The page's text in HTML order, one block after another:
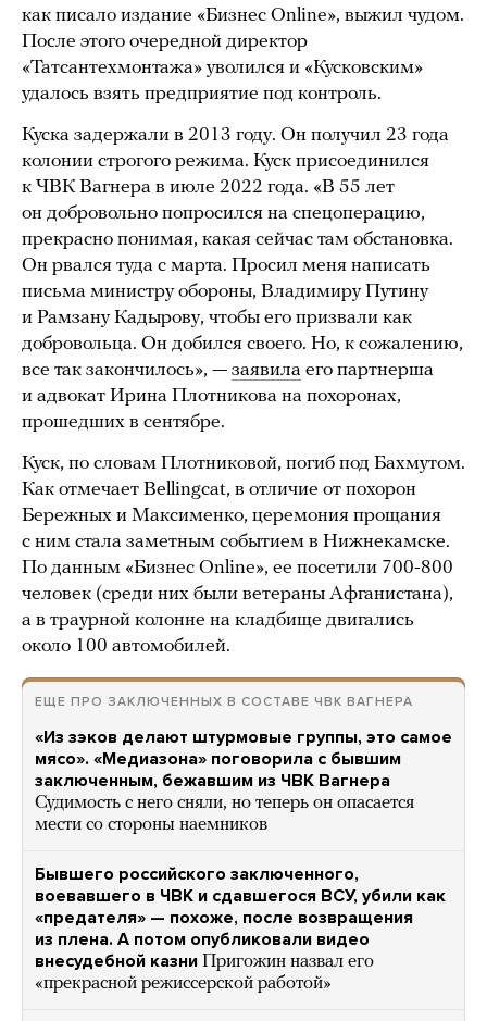
как писало издание «Бизнес Online», выжил чудом.
После этого очередной директор
«Татсантехмонтажа» уволился и «Кусковским»
удалось взять предприятие под контроль.
Куска задержали в 2013 году. Он получил 23 года
колонии строгого режима. Куск присоединился
к ЧВК Вагнера в июле 2022 года. «В 55 лет
он добровольно попросился на спецоперацию,
прекрасно понимая, какая сейчас там обстановка.
Он рвался туда с марта. Просил меня написать
письма министру обороны, Владимиру Путину
и Рамзану Кадырову, чтобы его призвали как
добровольца. Он добился своего. Но, к сожалению,
все так закончилось», — заявила его партнерша
и адвокат Ирина Плотникова на похоронах,
прошедших в сентябре.
Куск, по словам Плотниковой, погиб под Бахмутом.
Как отмечает Bellingcat, в отличие от похорон
Бережных и Максименко, церемония прощания
с ним стала заметным событием в Нижнекамске.
По данным «Бизнес Online», ее посетили 700-800
человек (среди них были ветераны Афганистана),
а в траурной колонне на кладбище двигались
около 100 автомобилей.
ЕЩЕ ПРО ЗАКЛЮЧЕННЫХ В СОСТАВЕ ЧВК ВАГНЕРА
«Из зэков делают штурмовые группы, это самое
мясо». «Медиазона» поговорила с бывшим
заключенным, бежавшим из ЧВК Вагнера
Судимость с него сняли, но теперь он опасается
мести со стороны наемников
Бывшего российского заключенного,
воевавшего в ЧВК и сдавшегося ВСУ, убили как
«предателя» — похоже, после возвращения
из плена. А потом опубликовали видео
внесудебной казни Пригожин назвал его
«прекрасной режиссерской работой»